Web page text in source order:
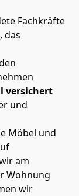
Fachkräfte
das
versichert
und
Möbel und
am
Wohnung
wir